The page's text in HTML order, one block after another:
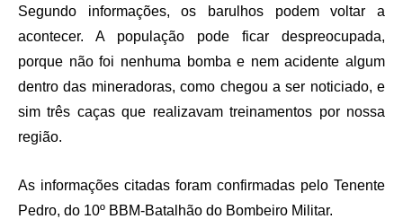
Segundo informações, os barulhos podem voltar a
acontecer. A população pode ficar despreocupada,
porque não foi nenhuma bomba e nem acidente algum
dentro das mineradoras, como chegou a ser noticiado, e
sim três caças que realizavam treinamentos por nossa
região.
As informações citadas foram confirmadas pelo Tenente
Pedro, do 10º BBM-Batalhão do Bombeiro Militar.